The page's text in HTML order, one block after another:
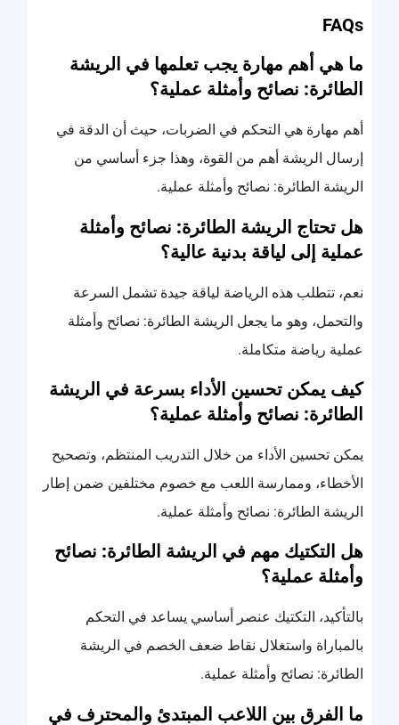
FAQs
ما هي أهم مهارة يجب تعلمها في الريشة
الطائرة: نصائح وأمثلة عملية؟
أهم مهارة هي التحكم في الضربات، حيث أن الدقة في
إرسال الريشة أهم من القوة، وهذا جزء أساسي من
الريشة الطائرة: نصائح وأمثلة عملية.
هل تحتاج الريشة الطائرة: نصائح وأمثلة
عملية إلى لياقة بدنية عالية؟
نعم، تتطلب هذه الرياضة لياقة جيدة تشمل السرعة
والتحمل، وهو ما يجعل الريشة الطائرة: نصائح وأمثلة
عملية رياضة متكاملة.
كيف يمكن تحسين الأداء بسرعة في الريشة
الطائرة: نصائح وأمثلة عملية؟
يمكن تحسين الأداء من خلال التدريب المنتظم، وتصحيح
الأخطاء، وممارسة اللعب مع خصوم مختلفين ضمن إطار
الريشة الطائرة: نصائح وأمثلة عملية.
هل التكتيك مهم في الريشة الطائرة: نصائح
وأمثلة عملية؟
بالتأكيد، التكتيك عنصر أساسي يساعد في التحكم
بالمباراة واستغلال نقاط ضعف الخصم في الريشة
الطائرة: نصائح وأمثلة عملية.
ما الفرق بين اللاعب المبتدئ والمحترف في